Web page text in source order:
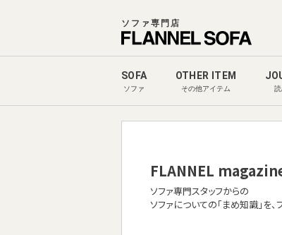
ソファ専門店
SOFA
ソファ
OTHER ITEM
その他アイテム
FLANNEL
ソファ専門スタッフからの
ソファについての「まめ知識」を